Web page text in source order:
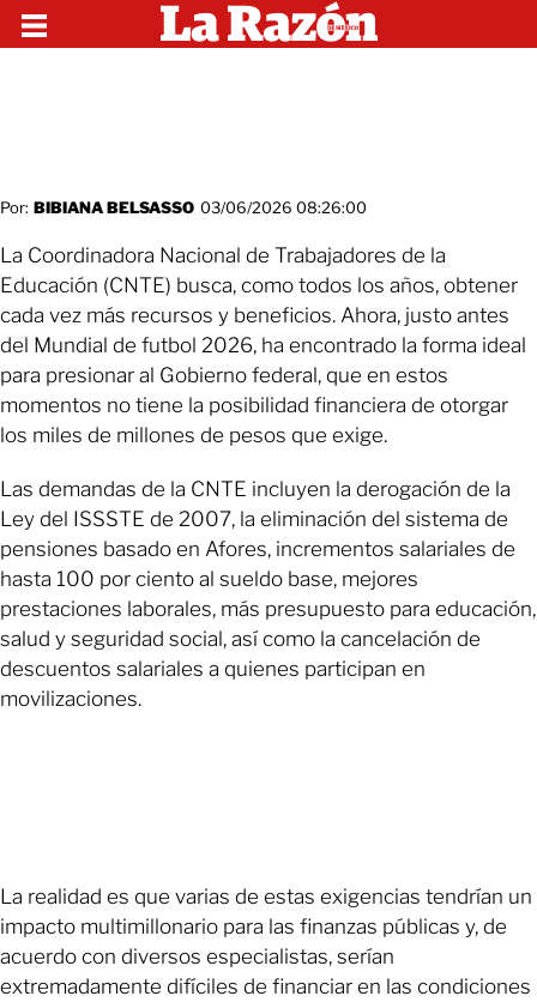
Por: BIBIANA BELSASSO 03/06/2026 08:26:00
La Coordinadora Nacional de Trabajadores de la
Educación (CNTE) busca, como todos los años, obtener
cada vez más recursos y beneficios. Ahora, justo antes
del Mundial de futbol 2026, ha encontrado la forma ideal
para presionar al Gobierno federal, que en estos
momentos no tiene la posibilidad financiera de otorgar
los miles de millones de pesos que exige.
Las demandas de la CNTE incluyen la derogación de la
Ley del ISSSTE de 2007, la eliminación del sistema de
pensiones basado en Afores, incrementos salariales de
hasta 100 por ciento al sueldo base, mejores
prestaciones laborales, más presupuesto para educación,
salud y seguridad social, así como la cancelación de
descuentos salariales a quienes participan en
movilizaciones.
La realidad es que varias de estas exigencias tendrían un
impacto multimillonario para las finanzas públicas y, de
acuerdo con diversos especialistas, serían
extremadamente difíciles de financiar en las condiciones